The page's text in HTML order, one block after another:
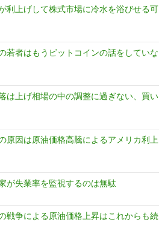
利上げして株式市場に冷水を浴びせる可
若者はもうビットコインの話をしていな
は上げ相場の中の調整に過ぎない、買い
原因は原油価格高騰によるアメリカ利上
が失業率を監視するのは無駄
戦争による原油価格上昇はこれからも続